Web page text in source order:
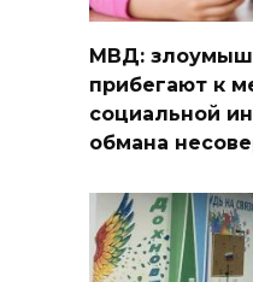
МВД:
прибегают к
социальной
обмана